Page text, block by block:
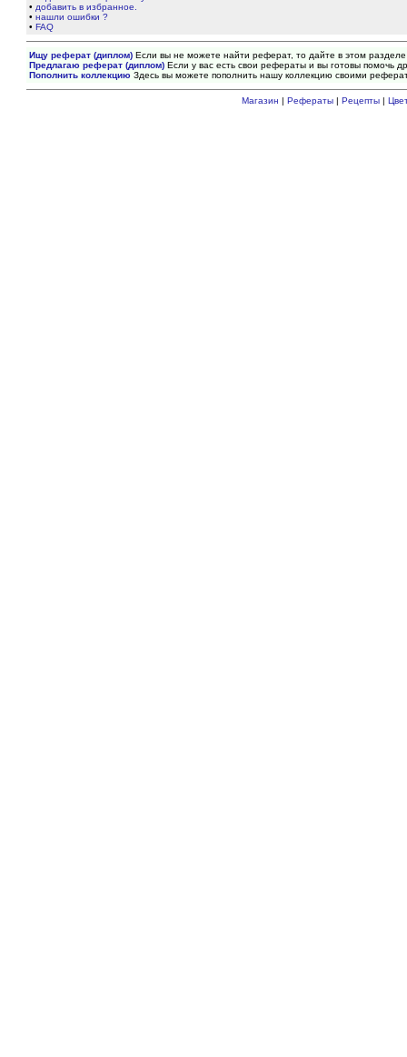
• добавить в избранное.
•нашли ошибки ?
•FAQ
Ищу реферат (диплом) Если вы не можете найти реферат, то дайте в этом
Предлагаю реферат (диплом) Если у вас есть свои рефераты и вы готовы помочь
Пополнить коллекцию Здесь вы можете пополнить нашу коллекцию своими
Магазин | Рефераты | Рецепты |